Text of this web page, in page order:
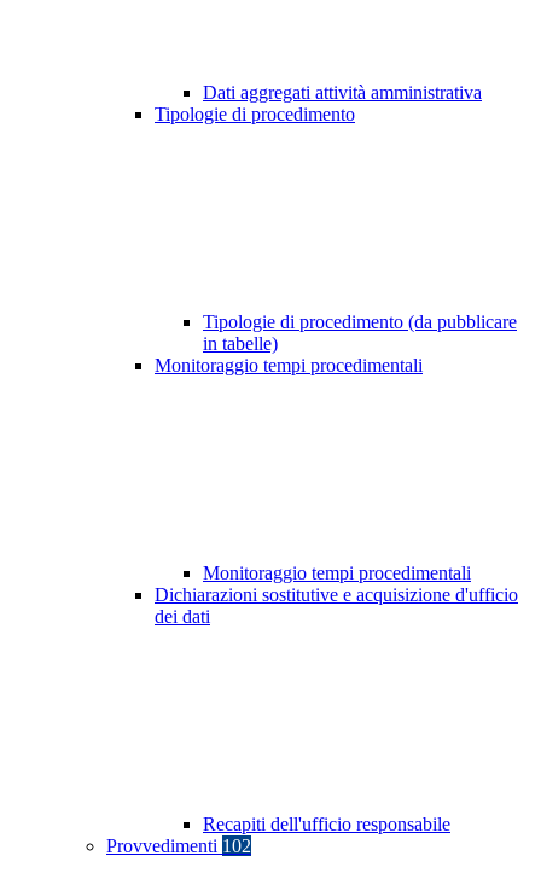
Dati aggregati attività amministrativa
Tipologie di procedimento
Tipologie di procedimento (da pubblicare
in tabelle)
Monitoraggio tempi procedimentali
Monitoraggio tempi procedimentali
Dichiarazioni sostitutive e acquisizione d'ufficio
dei dati
Recapiti dell'ufficio responsabile
Provvedimenti 102